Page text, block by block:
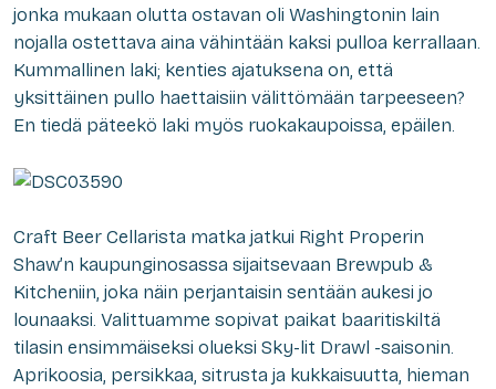
jonka mukaan olutta ostavan oli Washingtonin lain
nojalla ostettava aina vähintään kaksi pulloa kerrallaan.
Kummallinen laki; kenties ajatuksena on, että
yksittäinen pullo haettaisiin välittömään tarpeeseen?
En tiedä päteekö laki myös ruokakaupoissa, epäilen.
Craft Beer Cellarista matka jatkui Right Properin
Shaw’n kaupunginosassa sijaitsevaan Brewpub &
Kitcheniin, joka näin perjantaisin sentään aukesi jo
lounaaksi. Valittuamme sopivat paikat baaritiskiltä
tilasin ensimmäiseksi olueksi Sky-lit Drawl -saisonin.
Aprikoosia, persikkaa, sitrusta ja kukkaisuutta, hieman